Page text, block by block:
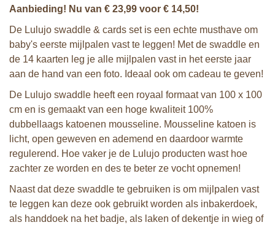
Aanbieding! Nu van € 23,99 voor € 14,50!
De Lulujo swaddle & cards set is een echte musthave om
baby's eerste mijlpalen vast te leggen! Met de swaddle en
de 14 kaarten leg je alle mijlpalen vast in het eerste jaar
aan de hand van een foto. Ideaal ook om cadeau te geven!
De Lulujo swaddle heeft een royaal formaat van 100 x 100
cm en is gemaakt van een hoge kwaliteit 100%
dubbellaags katoenen mousseline. Mousseline katoen is
licht, open geweven en ademend en daardoor warmte
regulerend. Hoe vaker je de Lulujo producten wast hoe
zachter ze worden en des te beter ze vocht opnemen!
Naast dat deze swaddle te gebruiken is om mijlpalen vast
te leggen kan deze ook gebruikt worden als inbakerdoek,
als handdoek na het badje, als laken of dekentje in wieg of